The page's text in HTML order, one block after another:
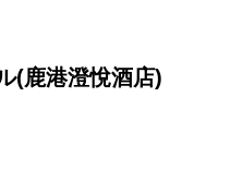
(鹿港澄悅酒店)